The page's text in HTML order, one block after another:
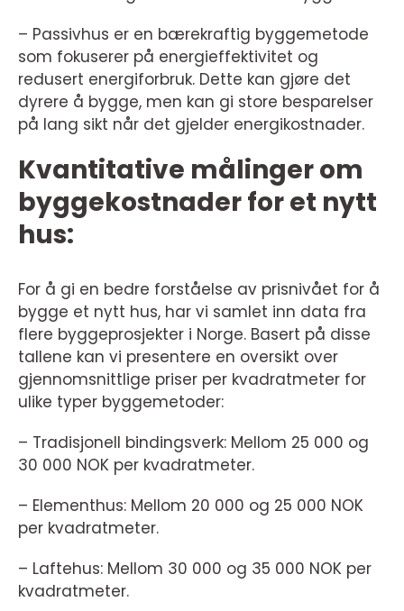
– Passivhus er en bærekraftig byggemetode
som fokuserer på energieffektivitet og
redusert energiforbruk. Dette kan gjøre det
dyrere å bygge, men kan gi store besparelser
på lang sikt når det gjelder energikostnader.
Kvantitative målinger om
byggekostnader for et nytt
hus:
For å gi en bedre forståelse av prisnivået for å
bygge et nytt hus, har vi samlet inn data fra
flere byggeprosjekter i Norge. Basert på disse
tallene kan vi presentere en oversikt over
gjennomsnittlige priser per kvadratmeter for
ulike typer byggemetoder:
– Tradisjonell bindingsverk: Mellom 25 000 og
30 000 NOK per kvadratmeter.
– Elementhus: Mellom 20 000 og 25 000 NOK
per kvadratmeter.
– Laftehus: Mellom 30 000 og 35 000 NOK per
kvadratmeter.